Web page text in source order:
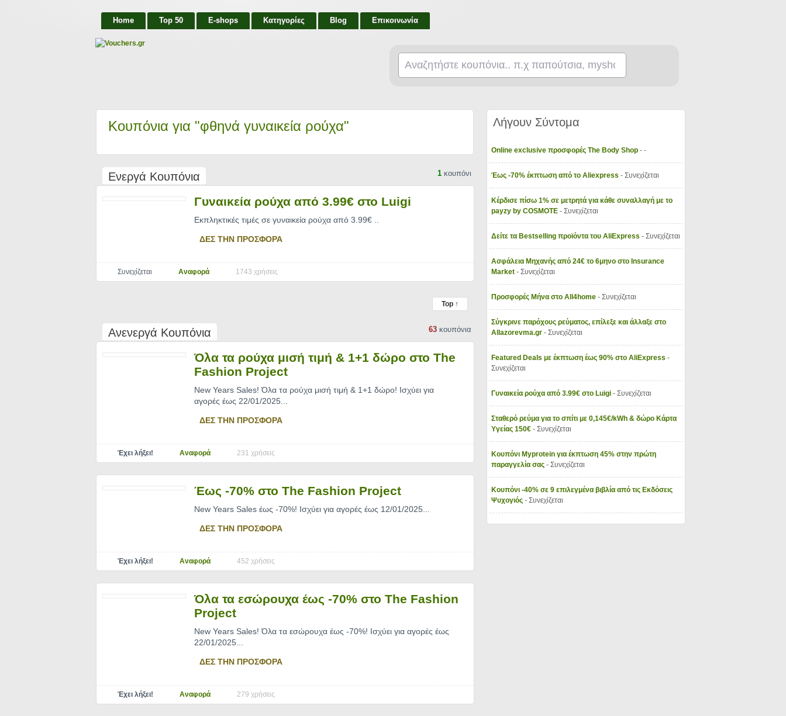
Home Top 50 E-shops Κατηγορίες Blog Επικοινωνία
Κουπόνια για "φθηνά γυναικεία ρούχα"
Ενεργά Κουπόνια 1 κουπόνι
Γυναικεία ρούχα από 3.99€ στο Luigi
Εκπληκτικές τιμές σε γυναικεία ρούχα από 3.99€
ΔΕΣ ΤΗΝ ΠΡΟΣΦΟΡΑ
Συνεχίζεται Αναφορά 1743 χρήσεις
Top ↑
Ανενεργά Κουπόνια 63 κουπόνια
Όλα τα ρούχα μισή τιμή & 1+1 δώρο στο The
Fashion Project
New Years Sales! Όλα τα ρούχα μισή τιμή & 1+1 δώρο! Ισχύει για
αγορές έως 22/01/2025.
ΔΕΣ ΤΗΝ ΠΡΟΣΦΟΡΑ
Έχει λήξει! Αναφορά 231 χρήσεις
Έως -70% στο The Fashion Project
New Years Sales έως -70%! Ισχύει για αγορές έως 12/01/2025.
ΔΕΣ ΤΗΝ ΠΡΟΣΦΟΡΑ
Έχει λήξει! Αναφορά 452 χρήσεις
Όλα τα εσώρουχα έως -70% στο The Fashion
Project
New Years Sales! Όλα τα εσώρουχα έως -70%! Ισχύει για αγορές έως
22/01/2025.
ΔΕΣ ΤΗΝ ΠΡΟΣΦΟΡΑ
Έχει λήξει! Αναφορά 279 χρήσεις
Λήγουν Σύντομα
Online exclusive προσφορές The Body Shop - -
Έως -70% έκπτωση από το Aliexpress - Συνεχίζεται
Κέρδισε πίσω 1% σε μετρητά για κάθε συναλλαγή με το
payzy by COSMOTE - Συνεχίζεται
Δείτε τα Bestselling προϊόντα του AliExpress - Συνεχίζεται
Ασφάλεια Μηχανής από 24€ το 6μηνο στο Insurance
Market - Συνεχίζεται
Προσφορές Μήνα στο All4home - Συνεχίζεται
Σύγκρινε παρόχους ρεύματος, επίλεξε και άλλαξε στο
Allazorevma.gr - Συνεχίζεται
Featured Deals με έκπτωση έως 90% στο AliExpress -
Συνεχίζεται
Γυναικεία ρούχα από 3.99€ στο Luigi - Συνεχίζεται
Σταθερό ρεύμα για το σπίτι με 0,145€/kWh & δώρο Κάρτα
Υγείας 150€ - Συνεχίζεται
Κουπόνι Myprotein για έκπτωση 45% στην πρώτη
παραγγελία σας - Συνεχίζεται
Κουπόνι -40% σε 9 επιλεγμένα βιβλία από τις Εκδόσεις
Ψυχογιός - Συνεχίζεται